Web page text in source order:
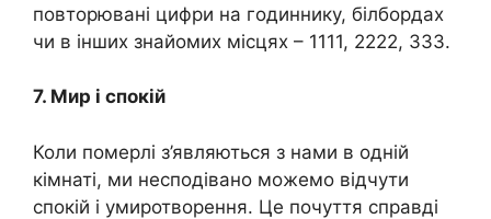
повторювані цифри на годиннику, білбордах
чи в інших знайомих місцях – 1111, 2222, 333.
7. Мир і спокій
Коли помeрлі з’являються з нами в одній
кімнаті, ми несподівано можемо відчути
спокій і умиротворення. Це почуття справді